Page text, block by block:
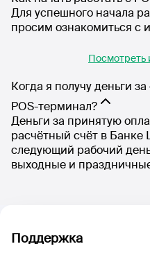
Для успешного начала
просим ознакомиться с
Посмотреть
Когда я получу деньги
POS-терминал?
Деньги за принятую
расчётный счёт в Банке
следующий рабочий
выходные и
Поддержка